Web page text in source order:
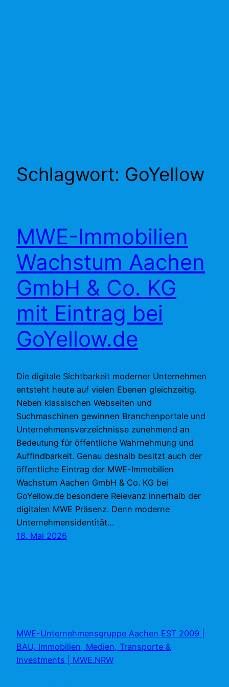
Schlagwort: GoYellow
MWE-Immobilien
Wachstum Aachen
GmbH & Co. KG
mit Eintrag bei
GoYellow.de
Die digitale Sichtbarkeit moderner Unternehmen
entsteht heute auf vielen Ebenen gleichzeitig.
Neben klassischen Webseiten und
Suchmaschinen gewinnen Branchenportale und
Unternehmensverzeichnisse zunehmend an
Bedeutung für öffentliche Wahrnehmung und
Auffindbarkeit. Genau deshalb besitzt auch der
öffentliche Eintrag der MWE-Immobilien
Wachstum Aachen GmbH & Co. KG bei
GoYellow.de besondere Relevanz innerhalb der
digitalen MWE Präsenz. Denn moderne
Unternehmensidentität…
18. Mai 2026
MWE-Unternehmensgruppe Aachen EST 2009 |
BAU, Immobilien, Medien, Transporte &
Investments | MWE.NRW